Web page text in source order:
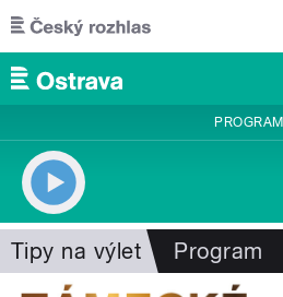
Přejít k hlavnímu obsahu
PROGRAM
Tipy na výlet Program